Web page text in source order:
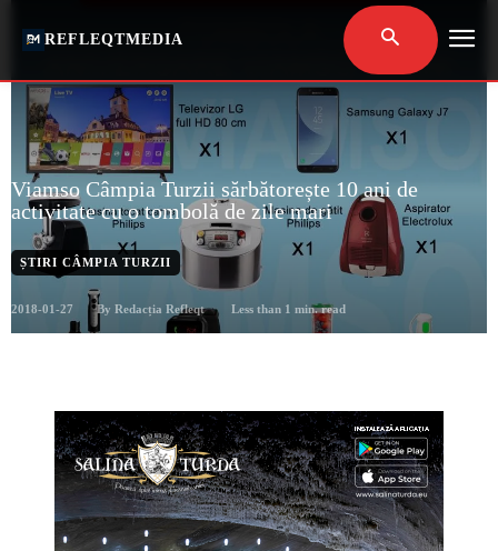
REFLEQTMEDIA
Viamso Câmpia Turzii sărbătorește 10 ani de
activitate cu o tombolă de zile mari
ȘTIRI CÂMPIA TURZII
2018-01-27 By Redacția Refleqt Less than 1 min. read